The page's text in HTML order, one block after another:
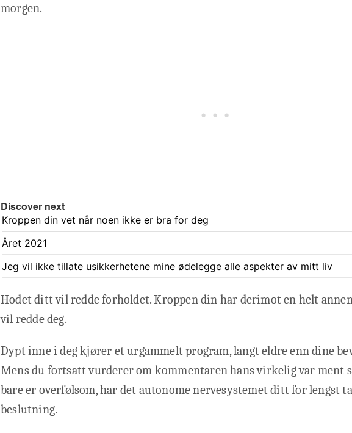
morgen.
Discover next
Kroppen din vet når noen ikke er bra for deg
Året 2021
Jeg vil ikke tillate usikkerhetene mine ødelegge alle aspekter av mitt liv
Hodet ditt vil redde forholdet. Kroppen din har derimot en helt
vil redde deg.
Dypt inne i deg kjører et urgammelt program, langt eldre enn dine
Mens du fortsatt vurderer om kommentaren hans virkelig var ment
bare er overfølsom, har det autonome nervesystemet ditt for lengst
beslutning.